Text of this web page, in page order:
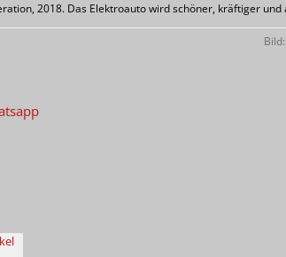
2018. Das Elektroauto wird schöner, kräftiger